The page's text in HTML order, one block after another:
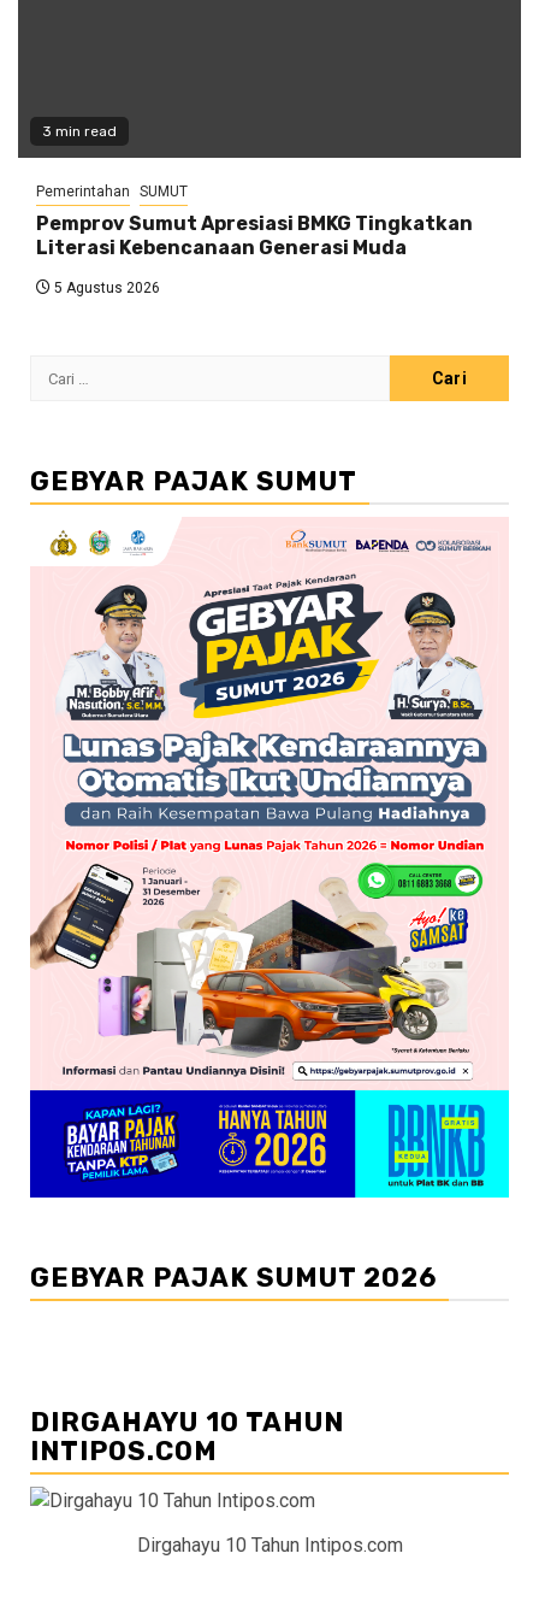
3 min read
Pemerintahan SUMUT
Pemprov Sumut Apresiasi BMKG Tingkatkan
Literasi Kebencanaan Generasi Muda
5 Agustus 2026
Cari
GEBYAR PAJAK SUMUT
GEBYAR PAJAK SUMUT 2026
DIRGAHAYU 10 TAHUN
INTIPOS.COM
Dirgahayu 10 Tahun Intipos.com